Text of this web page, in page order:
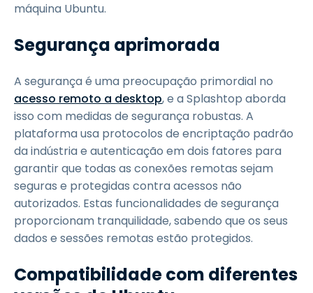
máquina Ubuntu.
Segurança aprimorada
A segurança é uma preocupação primordial no
acesso remoto a desktop, e a Splashtop aborda
isso com medidas de segurança robustas. A
plataforma usa protocolos de encriptação padrão
da indústria e autenticação em dois fatores para
garantir que todas as conexões remotas sejam
seguras e protegidas contra acessos não
autorizados. Estas funcionalidades de segurança
proporcionam tranquilidade, sabendo que os seus
dados e sessões remotas estão protegidos.
Compatibilidade com diferentes